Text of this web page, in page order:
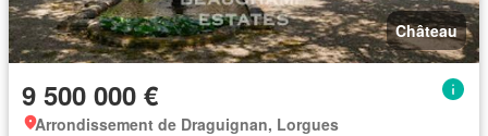
Château
9 500 000 €
Arrondissement de Draguignan, Lorgues